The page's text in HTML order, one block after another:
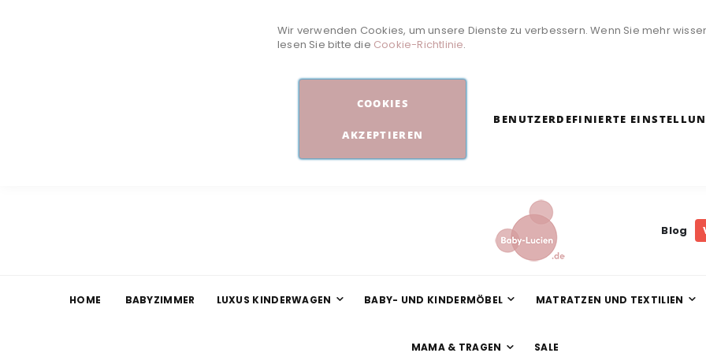
Wir verwenden Cookies, um unsere Dienste zu verbessern. Wenn Sie mehr
lesen Sie bitte die Cookie-Richtlinie.
COOKIES
AKZEPTIEREN
BENUTZERDEFINIERTE
Blog
HOME BABYZIMMER LUXUS KINDERWAGEN BABY- UND KINDERMÖBEL MATRATZEN UND TEXTILIEN
MAMA & TRAGEN SALE